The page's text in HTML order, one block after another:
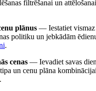
filtrēšanai un
plānus — Iestatiet vismaz
politiku un jebkādām
.
cenas — Ievadiet savas
un cenu plāna
.